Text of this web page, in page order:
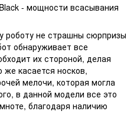
роботу не страшны сюрпризы
обнаруживает все
их стороной, делая
же касается носков,
мелочи, которая могла
в данной модели все это
благодаря наличию